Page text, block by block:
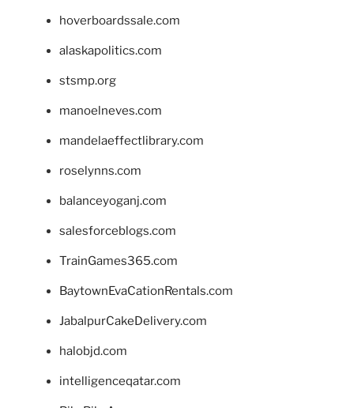
hoverboardssale.com
alaskapolitics.com
stsmp.org
manoelneves.com
mandelaeffectlibrary.com
roselynns.com
balanceyoganj.com
salesforceblogs.com
TrainGames365.com
BaytownEvaCationRentals.com
JabalpurCakeDelivery.com
halobjd.com
intelligenceqatar.com